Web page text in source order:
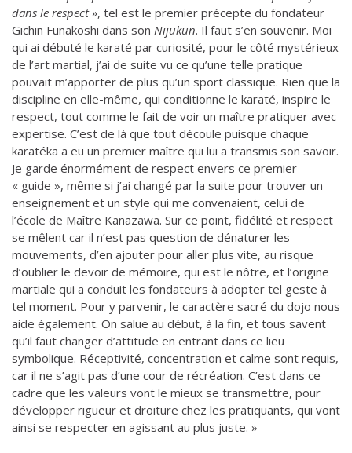
dans le respect », tel est le premier précepte du fondateur
Gichin Funakoshi dans son Nijukun. Il faut s’en souvenir. Moi
qui ai débuté le karaté par curiosité, pour le côté mystérieux
de l’art martial, j’ai de suite vu ce qu’une telle pratique
pouvait m’apporter de plus qu’un sport classique. Rien que la
discipline en elle-même, qui conditionne le karaté, inspire le
respect, tout comme le fait de voir un maître pratiquer avec
expertise. C’est de là que tout découle puisque chaque
karatéka a eu un premier maître qui lui a transmis son savoir.
Je garde énormément de respect envers ce premier
« guide », même si j’ai changé par la suite pour trouver un
enseignement et un style qui me convenaient, celui de
l’école de Maître Kanazawa. Sur ce point, fidélité et respect
se mêlent car il n’est pas question de dénaturer les
mouvements, d’en ajouter pour aller plus vite, au risque
d’oublier le devoir de mémoire, qui est le nôtre, et l’origine
martiale qui a conduit les fondateurs à adopter tel geste à
tel moment. Pour y parvenir, le caractère sacré du dojo nous
aide également. On salue au début, à la fin, et tous savent
qu’il faut changer d’attitude en entrant dans ce lieu
symbolique. Réceptivité, concentration et calme sont requis,
car il ne s’agit pas d’une cour de récréation. C’est dans ce
cadre que les valeurs vont le mieux se transmettre, pour
développer rigueur et droiture chez les pratiquants, qui vont
ainsi se respecter en agissant au plus juste. »